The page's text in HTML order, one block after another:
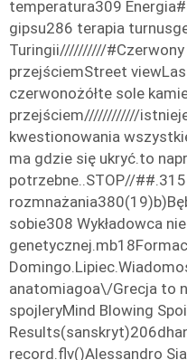
temperatura309
gipsu286 terapia
Turingii//////////
przejściemStreet
czerwonożółte sole
przejściem////////////
kwestionowania
ma gdzie się ukryć.to
potrzebne..STOP//
sobie308 Wykładowca
anatomiagoa\/Grecja to
spojleryMind Blowing
record.flv()Alessandro